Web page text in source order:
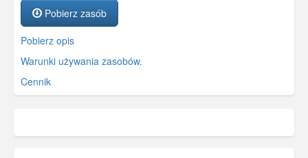
Pobierz zasób
Pobierz opis
Warunki używania zasobów.
Cennik